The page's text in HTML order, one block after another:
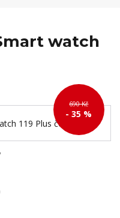
watch
690 Kč
- 35 %